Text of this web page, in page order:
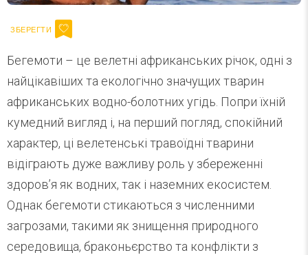
Бегемоти – це велетні африканських річок, одні з
найцікавіших та екологічно значущих тварин
африканських водно-болотних угідь. Попри їхній
кумедний вигляд і, на перший погляд, спокійний
характер, ці велетенські травоїдні тварини
відіграють дуже важливу роль у збереженні
здоров’я як водних, так і наземних екосистем.
Однак бегемоти стикаються з численними
загрозами, такими як знищення природного
середовища, браконьєрство та конфлікти з